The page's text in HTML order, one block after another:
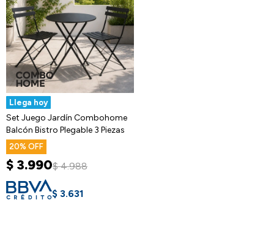
Llega hoy
Set Juego Jardín Combohome
Balcón Bistro Plegable 3 Piezas
20
$ 3.990$ 4.988
$ 3.631